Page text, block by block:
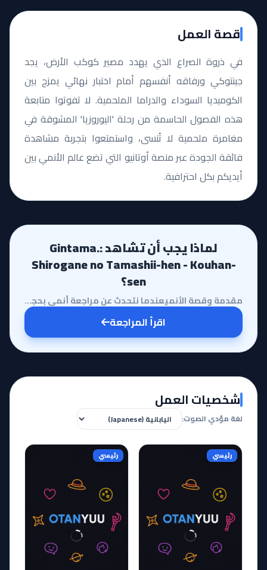
قصة العمل
في ذروة الصراع الذي يهدد مصير كوكب الأرض، يجد
جينتوكي ورفاقه أنفسهم أمام اختبار نهائي يمزج بين
الكوميديا السوداء والدراما الملحمية. لا تفوتوا متابعة
هذه الفصول الحاسمة من رحلة 'اليوروزيا' المشوقة في
مغامرة ملحمية لا تُنسى، واستمتعوا بتجربة مشاهدة
فائقة الجودة عبر منصة أوتانيو التي تضع عالم الأنمي بين
أيديكم بكل احترافية.
لماذا يجب أن تشاهد Gintama.:
Shirogane no Tamashii-hen - Kouhan-
sen؟
مقدمة وقصة الأنميعندما نتحدث عن مراجعة أنمي بحجم وقيمة 'Gintama.: Shirogane no Tamashii-hen - Kouhan...
اقرأ المراجعة
شخصيات العمل
لغة مؤدي الصوت:
رئيسي رئيسي